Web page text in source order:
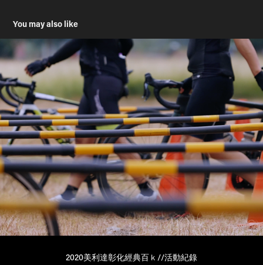
You may also like
2020美利達彰化經典百ｋ//活動紀錄